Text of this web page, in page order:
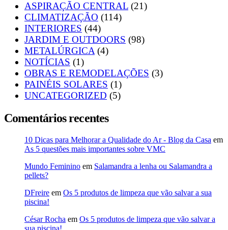
ASPIRAÇÃO CENTRAL (21)
CLIMATIZAÇÃO (114)
INTERIORES (44)
JARDIM E OUTDOORS (98)
METALÚRGICA (4)
NOTÍCIAS (1)
OBRAS E REMODELAÇÕES (3)
PAINÉIS SOLARES (1)
UNCATEGORIZED (5)
Comentários recentes
10 Dicas para Melhorar a Qualidade do Ar - Blog da Casa em
As 5 questões mais importantes sobre VMC
Mundo Feminino em Salamandra a lenha ou Salamandra a
pellets?
DFreire em Os 5 produtos de limpeza que vão salvar a sua
piscina!
César Rocha em Os 5 produtos de limpeza que vão salvar a
sua piscina!